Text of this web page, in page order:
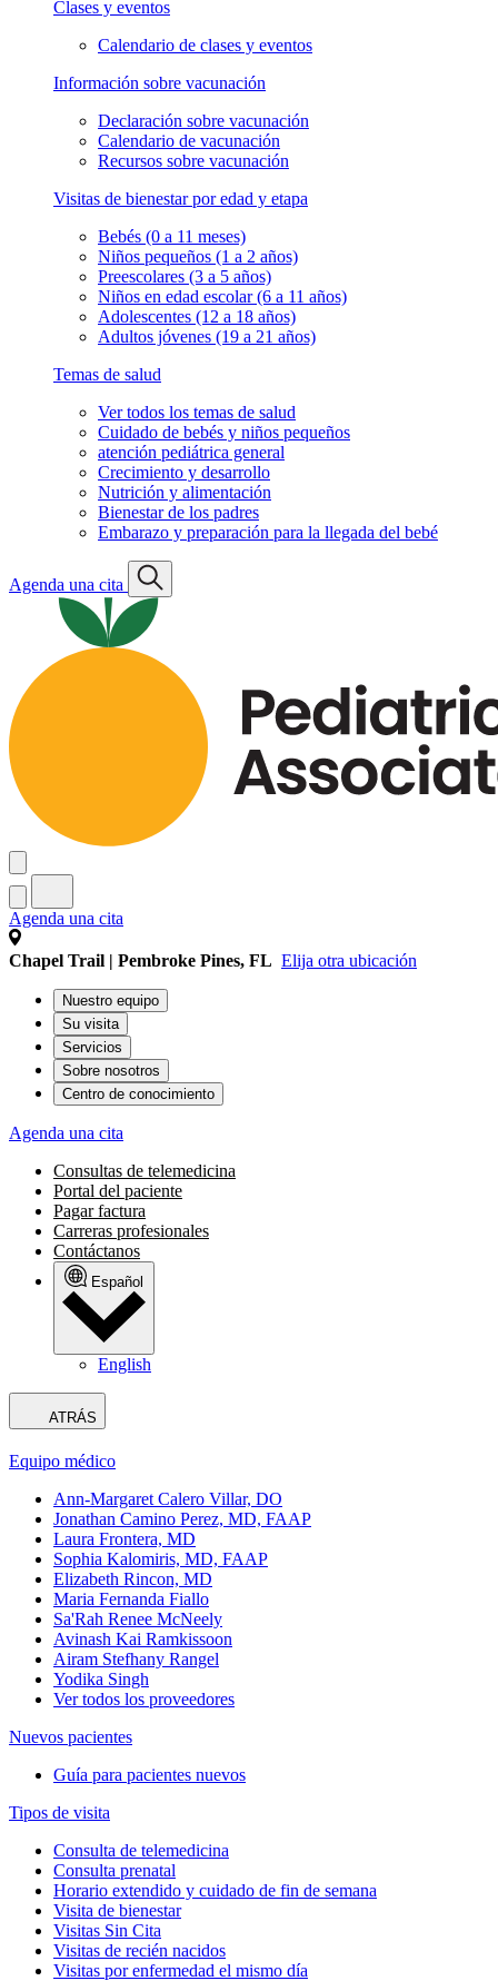
Clases y eventos
Calendario de clases y eventos
Información sobre vacunación
Declaración sobre vacunación
Calendario de vacunación
Recursos sobre vacunación
Visitas de bienestar por edad y etapa
Bebés (0 a 11 meses)
Niños pequeños (1 a 2 años)
Preescolares (3 a 5 años)
Niños en edad escolar (6 a 11 años)
Adolescentes (12 a 18 años)
Adultos jóvenes (19 a 21 años)
Temas de salud
Ver todos los temas de salud
Cuidado de bebés y niños pequeños
atención pediátrica general
Crecimiento y desarrollo
Nutrición y alimentación
Bienestar de los padres
Embarazo y preparación para la llegada del bebé
Agenda una cita
Agenda una cita
Chapel Trail | Pembroke Pines, FL Elija otra ubicación
Nuestro equipo
Su visita
Servicios
Sobre nosotros
Centro de conocimiento
Agenda una cita
Consultas de telemedicina
Portal del paciente
Pagar factura
Carreras profesionales
Contáctanos
Español
English
ATRÁS
Equipo médico
Ann-Margaret Calero Villar, DO
Jonathan Camino Perez, MD, FAAP
Laura Frontera, MD
Sophia Kalomiris, MD, FAAP
Elizabeth Rincon, MD
Maria Fernanda Fiallo
Sa'Rah Renee McNeely
Avinash Kai Ramkissoon
Airam Stefhany Rangel
Yodika Singh
Ver todos los proveedores
Nuevos pacientes
Guía para pacientes nuevos
Tipos de visita
Consulta de telemedicina
Consulta prenatal
Horario extendido y cuidado de fin de semana
Visita de bienestar
Visitas Sin Cita
Visitas de recién nacidos
Visitas por enfermedad el mismo día